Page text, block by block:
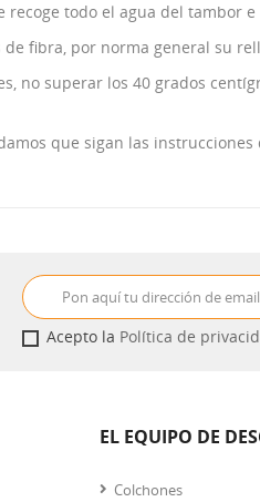
recoge todo el agua del tambor
de fibra, por norma general su
no superar los 40 grados
que sigan las
Acepto la Política de
EL EQUIPO DE
Colchones